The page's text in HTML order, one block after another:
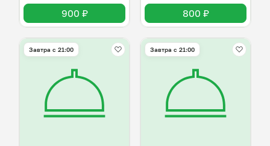
900 ₽ 800 ₽
Завтра c 21:00 Завтра c 21:00